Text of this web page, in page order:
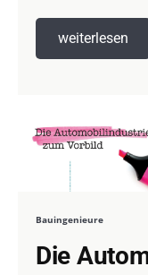
weiterlesen
Bauingenieure
Die